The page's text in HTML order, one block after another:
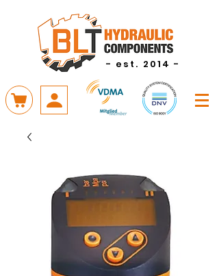
- est. 2014 -